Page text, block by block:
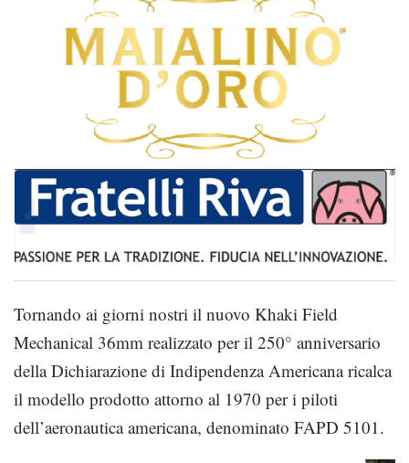
Tornando ai giorni nostri il nuovo Khaki Field
Mechanical 36mm realizzato per il 250° anniversario
della Dichiarazione di Indipendenza Americana ricalca
il modello prodotto attorno al 1970 per i piloti
dell’aeronautica americana, denominato FAPD 5101.